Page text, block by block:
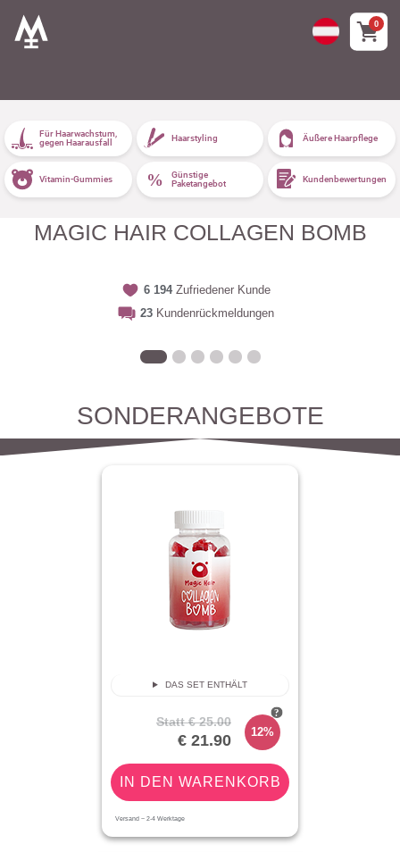
0
Für Haarwachstum,
gegen Haarausfall
Haarstyling Äußere Haarpflege
Vitamin-Gummies
Günstige
Paketangebot
Kundenbewertungen
MAGIC HAIR COLLAGEN BOMB
6 194 Zufriedener Kunde
23 Kundenrückmeldungen
SONDERANGEBOTE
DAS SET ENTHÄLT
Statt € 25.00
€ 21.90 12%
IN DEN WARENKORB
Versand ~ 2-4 Werktage